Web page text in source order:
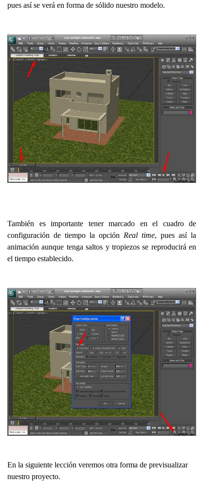
pues así se verá en forma de sólido nuestro modelo.
También es importante tener marcado en el cuadro de
configuración de tiempo la opción Real time, pues así la
animación aunque tenga saltos y tropiezos se reproducirá en
el tiempo establecido.
En la siguiente lección veremos otra forma de previsualizar
nuestro proyecto.